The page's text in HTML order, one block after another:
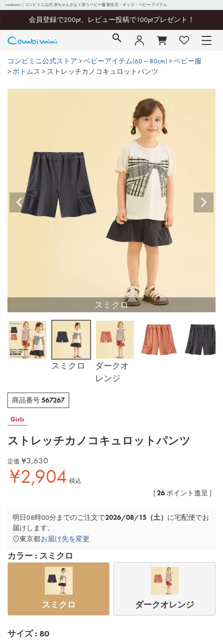
combimini｜コンビミニ公式 赤ちゃんがよく笑うベビー服 新生児・キッズ・ベビー アイテム
会員登録で200pt、レビュー投稿で100ptプレゼント！
コンビミニ公式ストア ベビーアイテム(60～80cm)
ベビー服
ボトムス
ストレッチカノコキュロットパンツ
スミクロ
スミクロ
ダークオ
レンジ
商品番号567267
Girls
ストレッチカノコキュロットパンツ
定価 ¥3,630
¥2,904 税込
[26ポイント進呈 ]
明日08時00分までのご注文で2026/08/15（土） に宅配便でお
届けします。
東京都お届け先を変更
カラー スミクロ
スミクロ ダークオレンジ
サイズ 80